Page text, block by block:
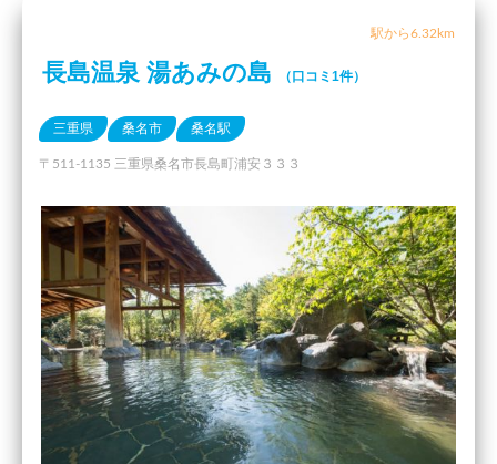
駅から6.32km
長島温泉 湯あみの島 （口コミ1件）
三重県 桑名市 桑名駅
〒511-1135 三重県桑名市長島町浦安３３３